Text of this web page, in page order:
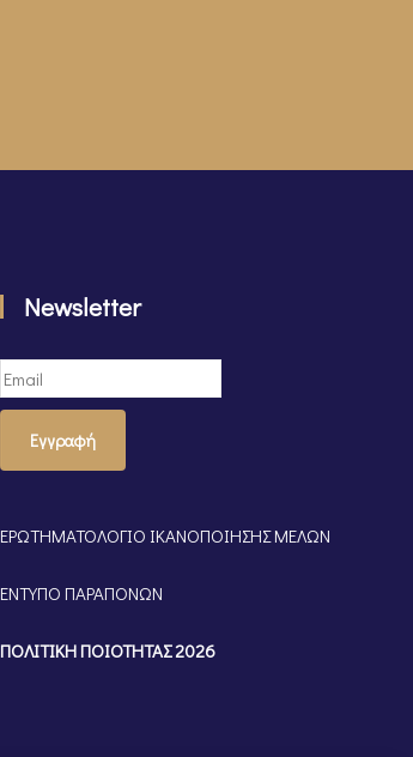
Newsletter
Εγγραφή
ΕΡΩΤΗΜΑΤΟΛΟΓΙΟ ΙΚΑΝΟΠΟΙΗΣΗΣ ΜΕΛΩΝ
ΕΝΤΥΠΟ ΠΑΡΑΠΟΝΩΝ
ΠΟΛΙΤΙΚΗ ΠΟΙΟΤΗΤΑΣ 2026